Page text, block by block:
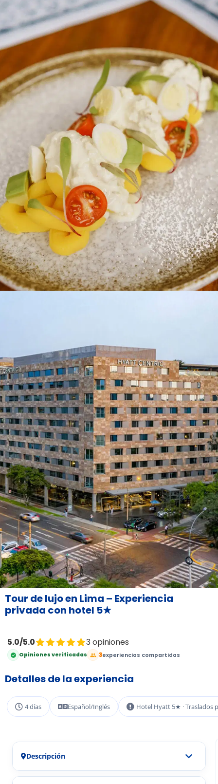
Tour de lujo en Lima – Experiencia
privada con hotel 5★
5.0/5.0 3 opiniones
Opiniones verificadas 3experiencias compartidas
Detalles de la experiencia
4 días Español/Inglés Hotel Hyatt 5★ · Traslados
Descripción